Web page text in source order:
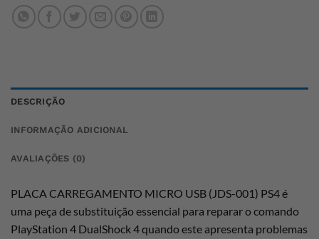
DESCRIÇÃO
INFORMAÇÃO ADICIONAL
AVALIAÇÕES (0)
PLACA CARREGAMENTO MICRO USB (JDS-001) PS4 é
uma peça de substituição essencial para reparar o comando
PlayStation 4 DualShock 4 quando este apresenta problemas